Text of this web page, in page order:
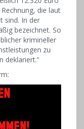
die laut
sind. In der
bezeichnet. So
krimineller
zu
deklariert.”